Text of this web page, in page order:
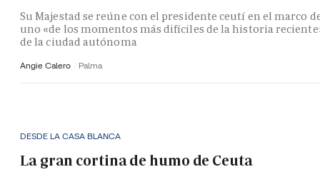
Su Majestad se reúne con el presidente ceutí en el marco
uno «de los momentos más difíciles de la historia
de la ciudad autónoma
Angie Calero Palma
DESDE LA CASA BLANCA
La gran cortina de humo de Ceuta